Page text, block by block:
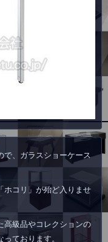
で、ガラスショーケース
ホコリ」が殆ど入りませ
高級品やコレクションの
ております。